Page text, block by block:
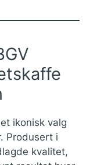
ikonisk valg
Produsert i
kvalitet,